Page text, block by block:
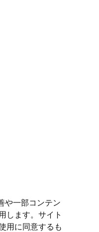
や一部コンテン
します。サイト
用に同意するも